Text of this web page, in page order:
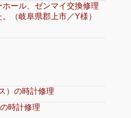
ール、ゼンマイ交換修理
（岐阜県郡上市／Y様）
）の時計修理
時計修理